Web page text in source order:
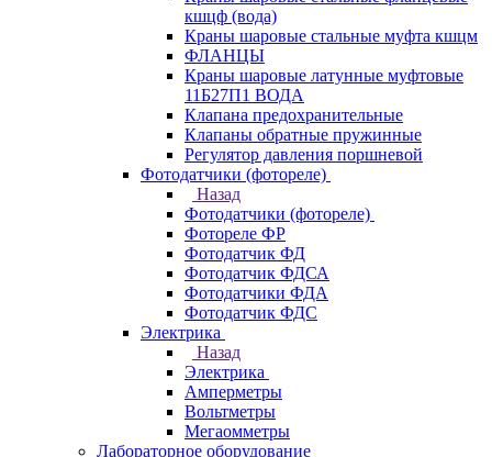
кшцф (вода)
Краны шаровые стальные муфта кшцм
ФЛАНЦЫ
Краны шаровые латунные муфтовые
11Б27П1 ВОДА
Клапана предохранительные
Клапаны обратные пружинные
Регулятор давления поршневой
Фотодатчики (фотореле)
Назад
Фотодатчики (фотореле)
Фотореле ФР
Фотодатчик ФД
Фотодатчик ФДСА
Фотодатчики ФДА
Фотодатчик ФДС
Электрика
Назад
Электрика
Амперметры
Вольтметры
Мегаомметры
Лабораторное оборудование